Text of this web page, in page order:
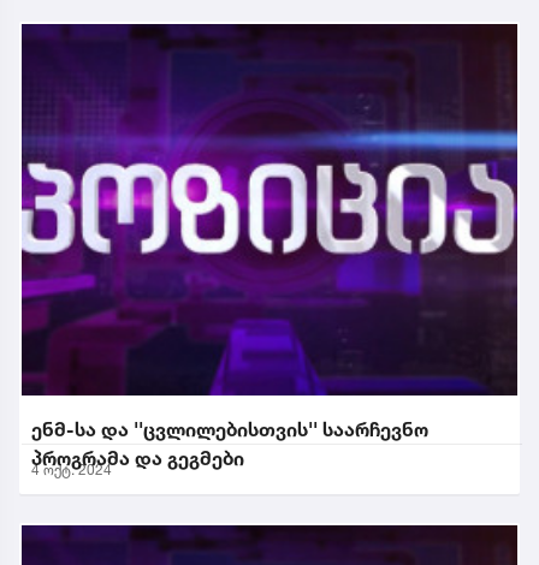
ენმ-სა და ''ცვლილებისთვის'' საარჩევნო
პროგრამა და გეგმები
4 ოქტ. 2024